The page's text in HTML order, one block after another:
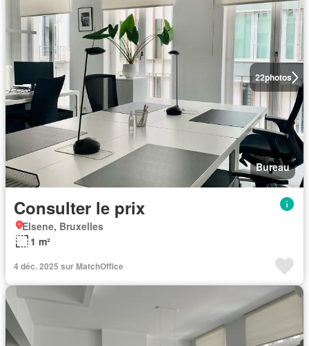
22photos
Bureau
Consulter le prix
Elsene, Bruxelles
1 m²
4 déc. 2025 sur MatchOffice